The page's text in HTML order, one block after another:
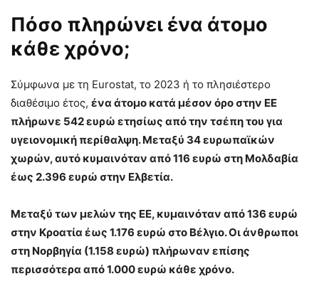
Πόσο πληρώνει ένα άτομο
κάθε χρόνο;
Σύμφωνα με τη Eurostat, το 2023 ή το πλησιέστερο
διαθέσιμο έτος, ένα άτομο κατά μέσον όρο στην ΕΕ
πλήρωνε 542 ευρώ ετησίως από την τσέπη του για
υγειονομική περίθαλψη. Μεταξύ 34 ευρωπαϊκών
χωρών, αυτό κυμαινόταν από 116 ευρώ στη Μολδαβία
έως 2.396 ευρώ στην Ελβετία.
Μεταξύ των μελών της ΕΕ, κυμαινόταν από 136 ευρώ
στην Κροατία έως 1.176 ευρώ στο Βέλγιο. Οι άνθρωποι
στη Νορβηγία (1.158 ευρώ) πλήρωναν επίσης
περισσότερα από 1.000 ευρώ κάθε χρόνο.